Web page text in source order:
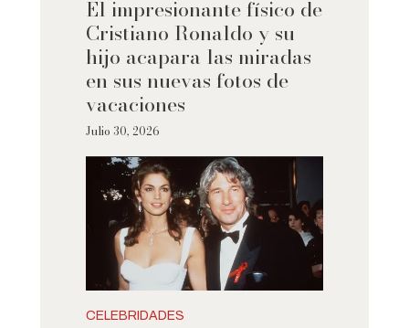
El impresionante físico de
Cristiano Ronaldo y su
hijo acapara las miradas
en sus nuevas fotos de
vacaciones
Julio 30, 2026
CELEBRIDADES